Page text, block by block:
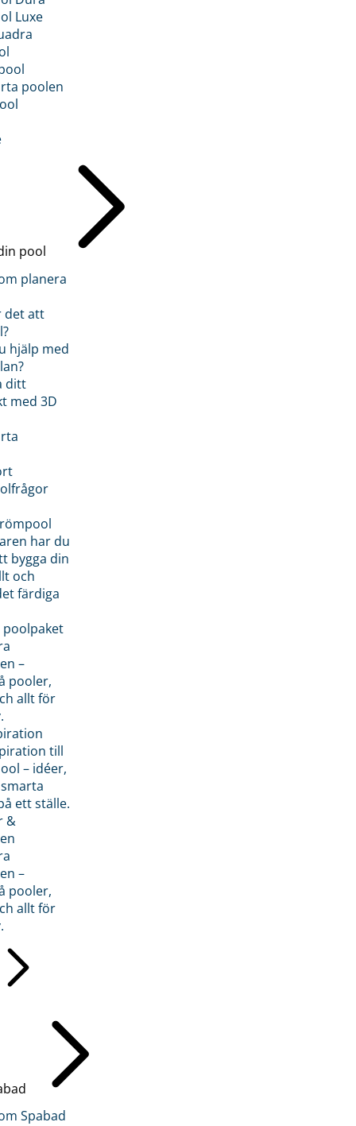
Luxe
poolen
pool
planera
det att
hjälp med
ditt
med 3D
har du
bygga din
och
färdiga
–
pooler,
allt för
till
– idéer,
ett ställe.
&
–
pooler,
allt för
Spabad